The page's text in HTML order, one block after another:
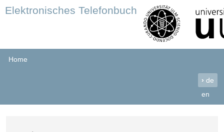
Elektronisches Telefonbuch
Home
› de
en